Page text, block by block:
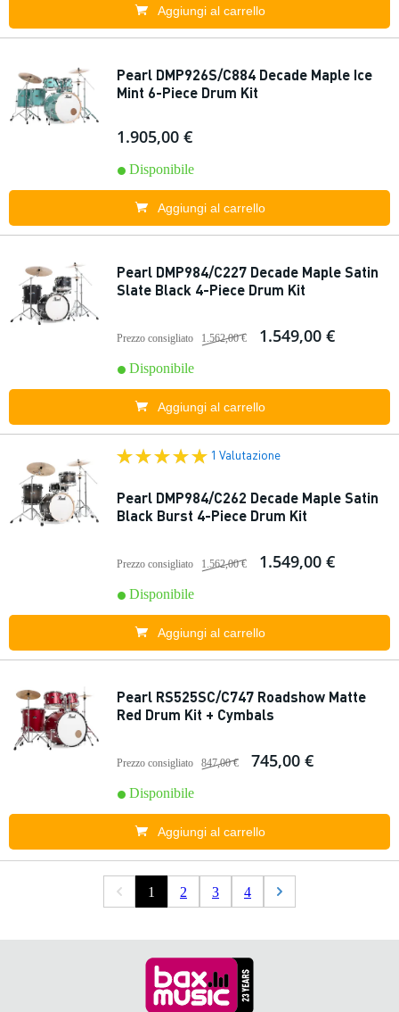
Aggiungi al carrello
Pearl DMP926S/C884 Decade Maple Ice
Mint 6-Piece Drum Kit
1.905,00 €
Disponibile
Aggiungi al carrello
Pearl DMP984/C227 Decade Maple Satin
Slate Black 4-Piece Drum Kit
Prezzo consigliato 1.562,00 € 1.549,00 €
Disponibile
Aggiungi al carrello
1 Valutazione
Pearl DMP984/C262 Decade Maple Satin
Black Burst 4-Piece Drum Kit
Prezzo consigliato 1.562,00 € 1.549,00 €
Disponibile
Aggiungi al carrello
Pearl RS525SC/C747 Roadshow Matte
Red Drum Kit + Cymbals
Prezzo consigliato 847,00 € 745,00 €
Disponibile
Aggiungi al carrello
1 2 3 4